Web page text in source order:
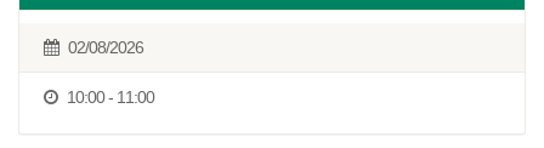
02/08/2026
10:00 - 11:00